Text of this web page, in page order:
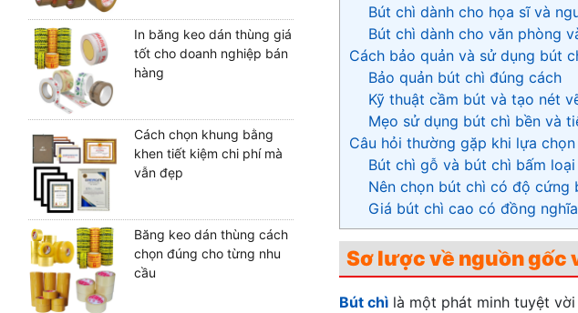
In băng keo dán thùng giá
tốt cho doanh nghiệp bán
hàng
Cách chọn khung bằng
khen tiết kiệm chi phí mà
vẫn đẹp
Băng keo dán thùng cách
chọn đúng cho từng nhu
cầu
Bút chì dành cho họa sĩ và
Bút chì dành cho văn phòng
Cách bảo quản và sử dụng bút
Bảo quản bút chì đúng cách
Kỹ thuật cầm bút và tạo nét
Mẹo sử dụng bút chì bền và
Câu hỏi thường gặp khi lựa
Bút chì gỗ và bút chì bấm
Nên chọn bút chì có độ cứng
Giá bút chì cao có đồng
Sơ lược về nguồn gốc
Bút chìlà một phát minh tuyệt vời